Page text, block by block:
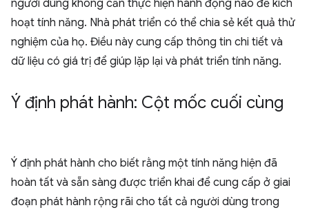
người dùng không cần thực hiện hành động nào để kích
hoạt tính năng. Nhà phát triển có thể chia sẻ kết quả thử
nghiệm của họ. Điều này cung cấp thông tin chi tiết và
dữ liệu có giá trị để giúp lặp lại và phát triển tính năng.
Ý định phát hành: Cột mốc cuối cùng
Ý định phát hành cho biết rằng một tính năng hiện đã
hoàn tất và sẵn sàng được triển khai để cung cấp ở giai
đoạn phát hành rộng rãi cho tất cả người dùng trong